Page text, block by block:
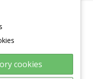
cookies